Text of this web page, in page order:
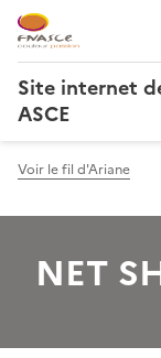
Site internet
ASCE
Voir le fil d'Ariane
NET